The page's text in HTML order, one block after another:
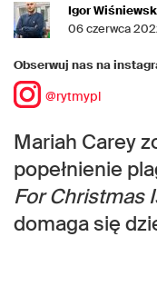
Igor
06 czerwca
Obserwuj nas na
@rytmypl
Mariah Carey
popełnienie
For Christmas
domaga się